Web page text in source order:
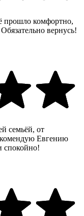
прошло комфортно,
вернусь!
семьёй, от
Евгению
спокойно!